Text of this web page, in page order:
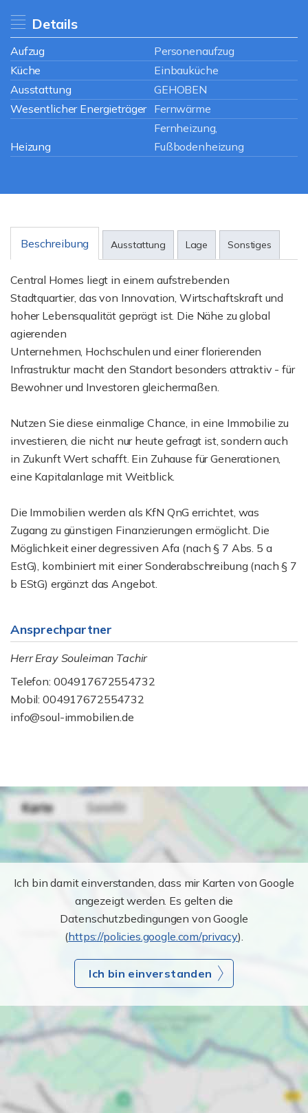
Details
Aufzug
Personenaufzug
Küche
Einbauküche
Ausstattung
GEHOBEN
Wesentlicher Energieträger Fernwärme
Heizung
Fernheizung,
Fußbodenheizung
Beschreibung Ausstattung Lage Sonstiges
Central Homes liegt in einem aufstrebenden
Stadtquartier, das von Innovation, Wirtschaftskraft und
hoher Lebensqualität geprägt ist. Die Nähe zu global
agierenden
Unternehmen, Hochschulen und einer florierenden
Infrastruktur macht den Standort besonders attraktiv - für
Bewohner und Investoren gleichermaßen.
Nutzen Sie diese einmalige Chance, in eine Immobilie zu
investieren, die nicht nur heute gefragt ist, sondern auch
in Zukunft Wert schafft. Ein Zuhause für Generationen,
eine Kapitalanlage mit Weitblick.
Die Immobilien werden als KfN QnG errichtet, was
Zugang zu günstigen Finanzierungen ermöglicht. Die
Möglichkeit einer degressiven Afa (nach § 7 Abs. 5 a
EstG), kombiniert mit einer Sonderabschreibung (nach § 7
b EStG) ergänzt das Angebot.
Ansprechpartner
Herr Eray Souleiman Tachir
Telefon: 004917672554732
Mobil: 004917672554732
info@soul-immobilien.de
Ich bin damit einverstanden, dass mir Karten von Google
angezeigt werden. Es gelten die
Datenschutzbedingungen von Google
(https://policies.google.com/privacy).
Ich bin einverstanden